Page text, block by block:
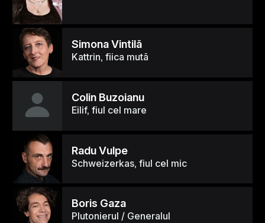
Simona Vintilã
Kattrin, fiica mutã
Colin Buzoianu
Eilif, fiul cel mare
Radu Vulpe
Schweizerkas, fiul cel mic
Boris Gaza
Plutonierul / Generalul